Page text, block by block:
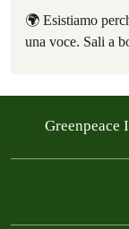
🌍 Esistiamo
una voce. Sali a
Greenpeace